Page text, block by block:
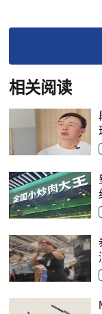
相关阅读